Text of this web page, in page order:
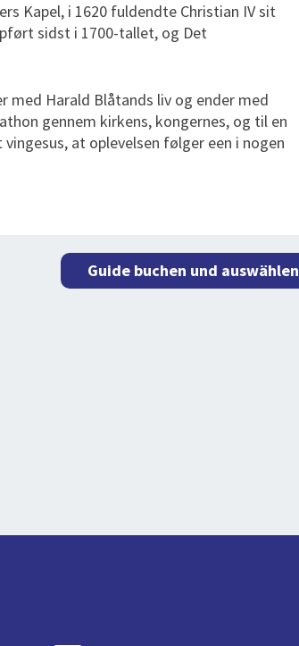
Kapel, i 1620 fuldendte Christian IV sit
sidst i 1700-tallet, og Det
med Harald Blåtands liv og ender med
gennem kirkens, kongernes, og til en
at oplevelsen følger een i nogen
Guide buchen und auswählen